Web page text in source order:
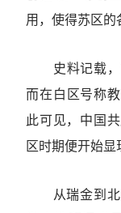
用，使得苏区的
史料记载，
而在白区号称
此可见，中国
区时期便开始显
从瑞金到北